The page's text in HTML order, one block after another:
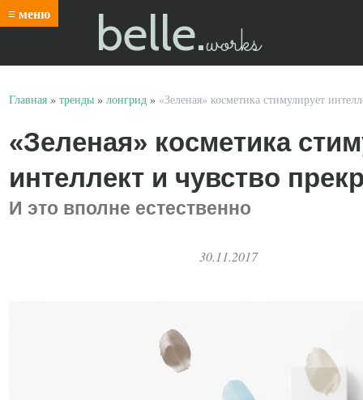
≡ меню belle.works
Главная » тренды » лонгрид » «Зеленая» косметика стимулирует
«Зеленая» косметика
интеллект и чувство
И это вполне естественно
30.11.2017